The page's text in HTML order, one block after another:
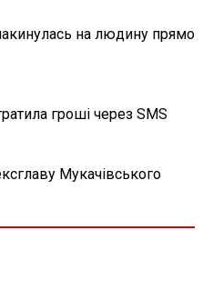
на людину прямо
гроші через SMS
Мукачівського